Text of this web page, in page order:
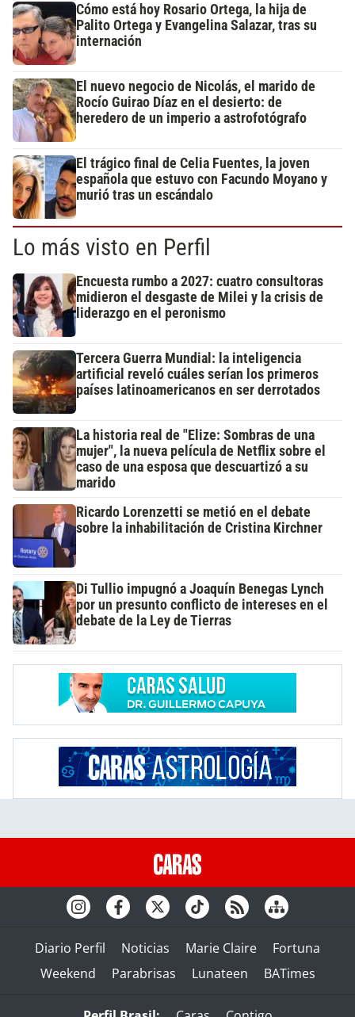
Cómo está hoy Rosario Ortega, la hija de
Palito Ortega y Evangelina Salazar, tras su
internación
El nuevo negocio de Nicolás, el marido de
Rocío Guirao Díaz en el desierto: de
heredero de un imperio a astrofotógrafo
El trágico final de Celia Fuentes, la joven
española que estuvo con Facundo Moyano y
murió tras un escándalo
Lo más visto en Perfil
Encuesta rumbo a 2027: cuatro consultoras
midieron el desgaste de Milei y la crisis de
liderazgo en el peronismo
Tercera Guerra Mundial: la inteligencia
artificial reveló cuáles serían los primeros
países latinoamericanos en ser derrotados
La historia real de "Elize: Sombras de una
mujer", la nueva película de Netflix sobre el
caso de una esposa que descuartizó a su
marido
Ricardo Lorenzetti se metió en el debate
sobre la inhabilitación de Cristina Kirchner
Di Tullio impugnó a Joaquín Benegas Lynch
por un presunto conflicto de intereses en el
debate de la Ley de Tierras
Diario Perfil Noticias Marie Claire
Fortuna
Weekend
Parabrisas Lunateen BATimes